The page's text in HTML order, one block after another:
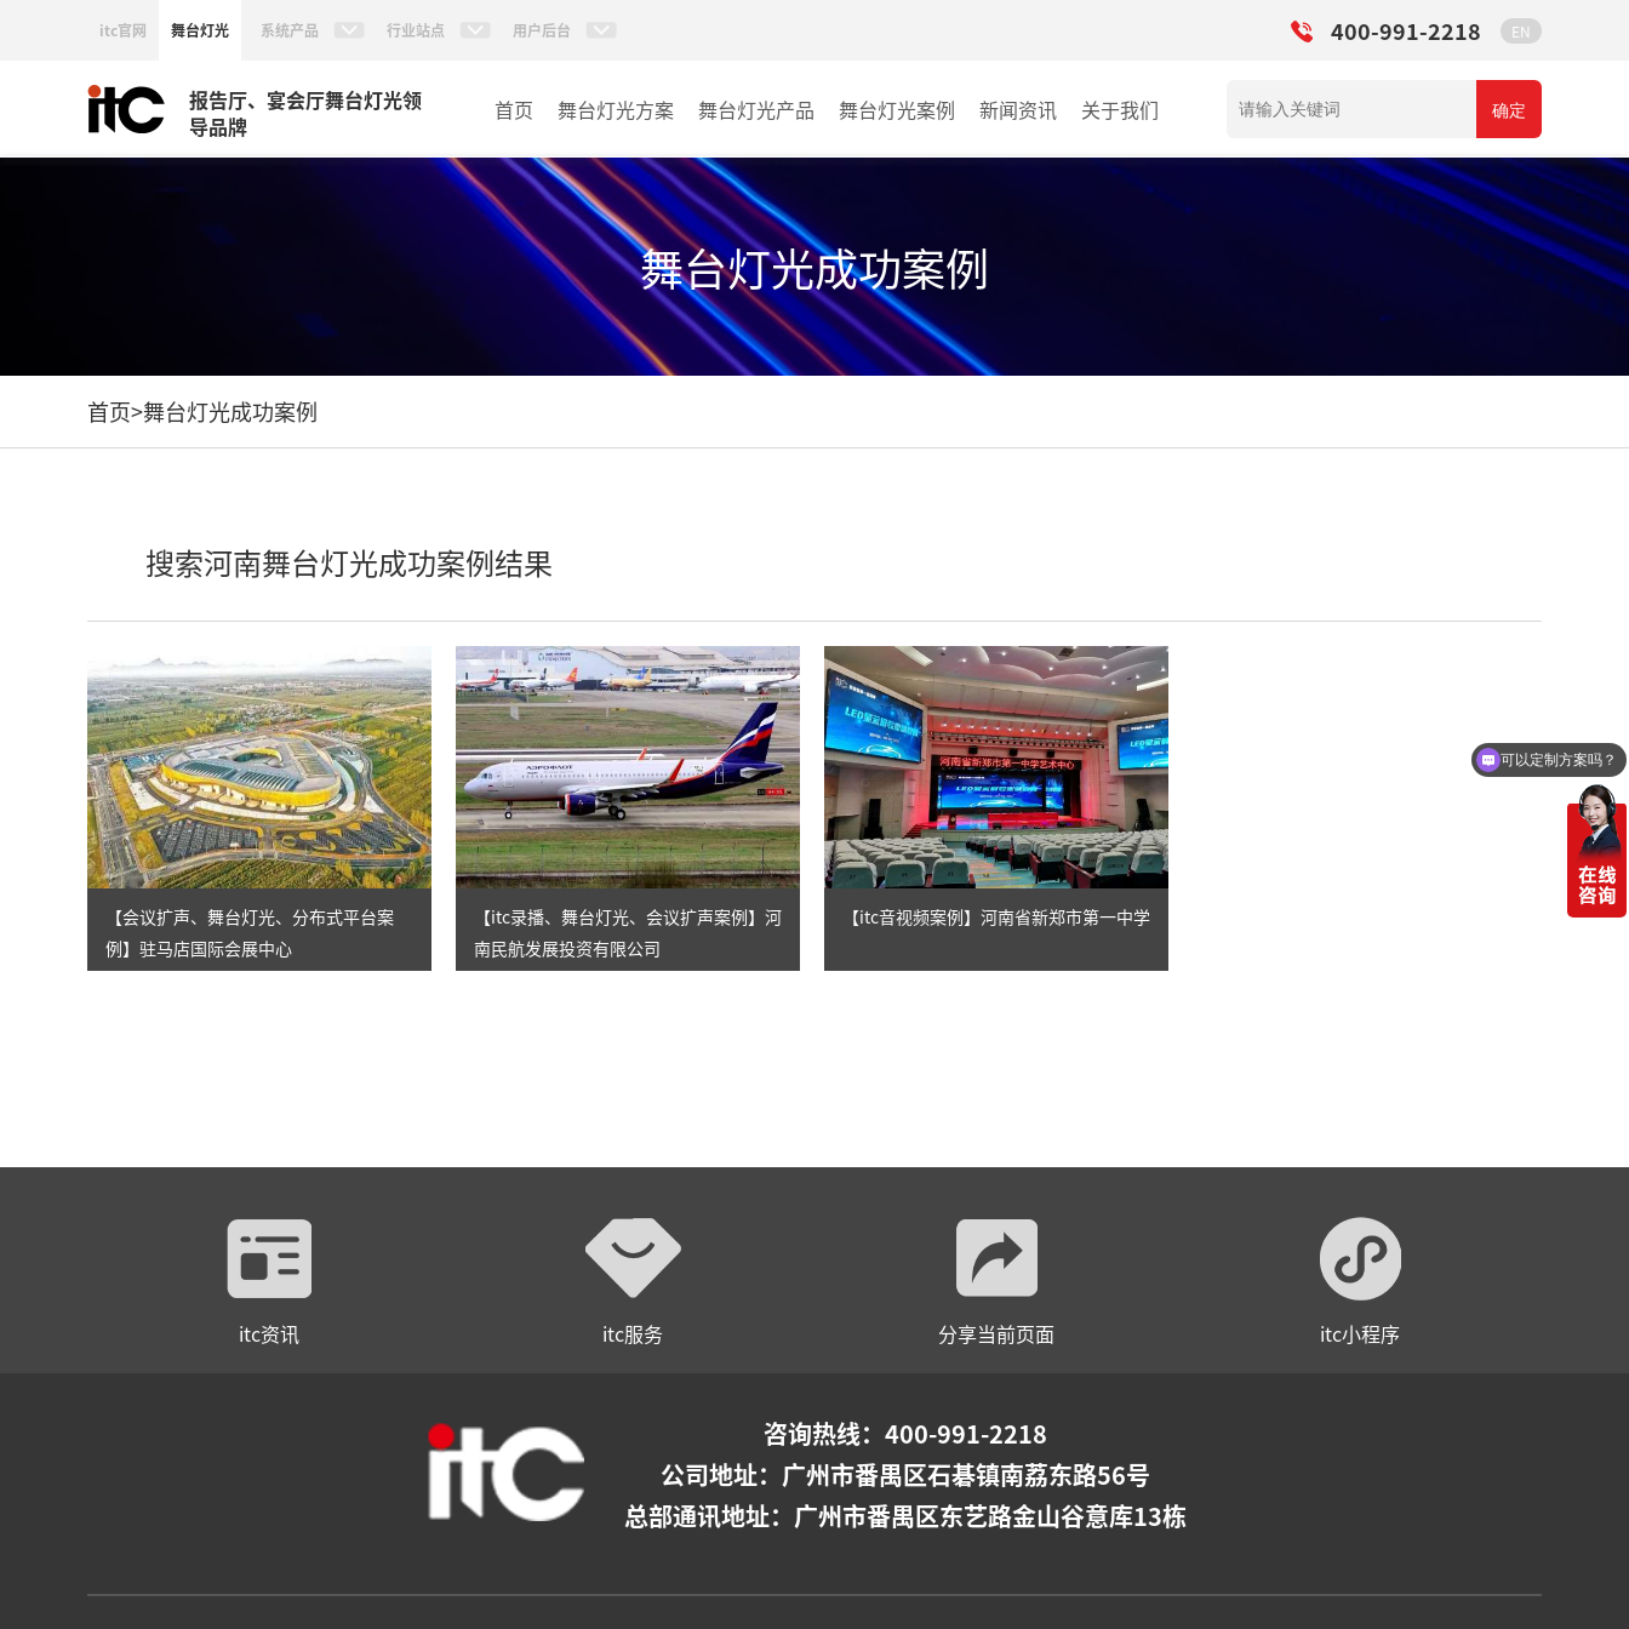
itc官网 舞台灯光 系统产品 行业站点 用户后台 400-991-2218 EN
报告厅、宴会厅舞台灯光领
导品牌
首页 舞台灯光方案 舞台灯光产品
AI智慧声光电视讯管控平
台
特效设备
控台
激光灯
AI智慧舞台机械系统
舞台幕布
辅件耗材
舞台灯光案例
宴会厅
娱乐演出
其它
新闻资讯 关于我们 确定
舞台灯光成功案例
首页>舞台灯光成功案例
搜索河南舞台灯光成功案例结果
【会议扩声、舞台灯光、分布式平台案
例】驻马店国际会展中心
【itc录播、舞台灯光、会议扩声案例】河
南民航发展投资有限公司
【itc音视频案例】河南省新郑市第一中学
itc资讯 itc服务 分享当前页面 itc小程序
咨询热线：400-991-2218
公司地址： 广州市番禺区石碁镇南荔东路56号
总部通讯地址：广州市番禺区东艺路金山谷意库13栋
可以定制方案吗？